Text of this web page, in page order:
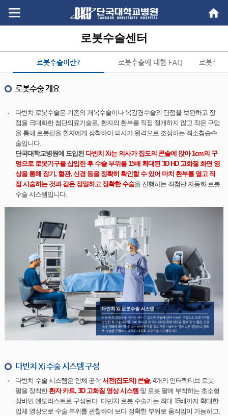
content
menu
로봇수술센터
로봇수술이란? 로봇수술에 대한 FAQ 로봇수
로봇수술 개요
다빈치 로봇수술은 기존의 개복수술이나 복강경수술의 단점을 보완하고 장
점을 극대화한 첨단의료기술로, 환자의 환부를 직접 절개하지 않고 작은 구멍
을 통해 로봇팔을 환자에게 장착하여 의사가 원격으로 조정하는 최소침습수
술입니다.
단국대학교병원에 도입된 다빈치 Xi는 의사가 집도의 콘솔에 앉아 1cm의 구
멍으로 로봇기구를 삽입한 후 수술 부위를 15배 확대된 3D HD 고화질 화면 영
상을 통해 장기, 혈관, 신경 등을 정확히 확인할 수 있어 마치 환부를 열고 직
접 시술하는 것과 같은 정밀하고 정확한 수술을 진행하는 최첨단 자동화 로봇
수술 시스템입니다.
다빈치 Xi 수술 시스템 구성
다빈치 수술 시스템은 인체 공학서전(집도의) 콘솔, 4개의 인터랙티브 로봇
팔을 장착한 환자 카트, 3D 고화질 영상 시스템 및 로봇 팔에 부착하는 초소형
장비인 엔도리스트로 구성된다. 다빈치 로봇 수술기는 최대 15배까지 확대한
입체 영상으로 수술 부위를 관찰하여 보다 정확한 부위로 움직임이 가능하고,